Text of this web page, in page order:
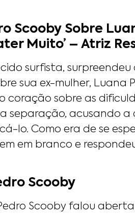
Scooby Sobre
Muito’ – Atriz
surfista, surpreendeu
sua ex-mulher, Luana
coração sobre as
separação, acusando a
lo. Como era de se
em branco e
Scooby
Scooby falou